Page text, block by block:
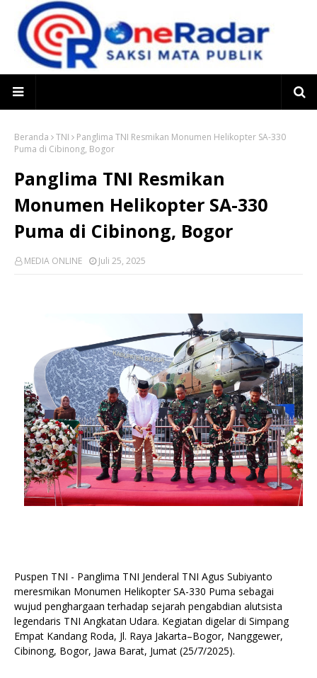
Beranda TNI
Panglima TNI Resmikan Monumen Helikopter SA-330
Puma di Cibinong, Bogor
Panglima TNI Resmikan
Monumen Helikopter SA-330
Puma di Cibinong, Bogor
MEDIA ONLINE Juli 25, 2025
Puspen TNI - Panglima TNI Jenderal TNI Agus Subiyanto
meresmikan Monumen Helikopter SA-330 Puma sebagai
wujud penghargaan terhadap sejarah pengabdian alutsista
legendaris TNI Angkatan Udara. Kegiatan digelar di Simpang
Empat Kandang Roda, Jl. Raya Jakarta–Bogor, Nanggewer,
Cibinong, Bogor, Jawa Barat, Jumat (25/7/2025).